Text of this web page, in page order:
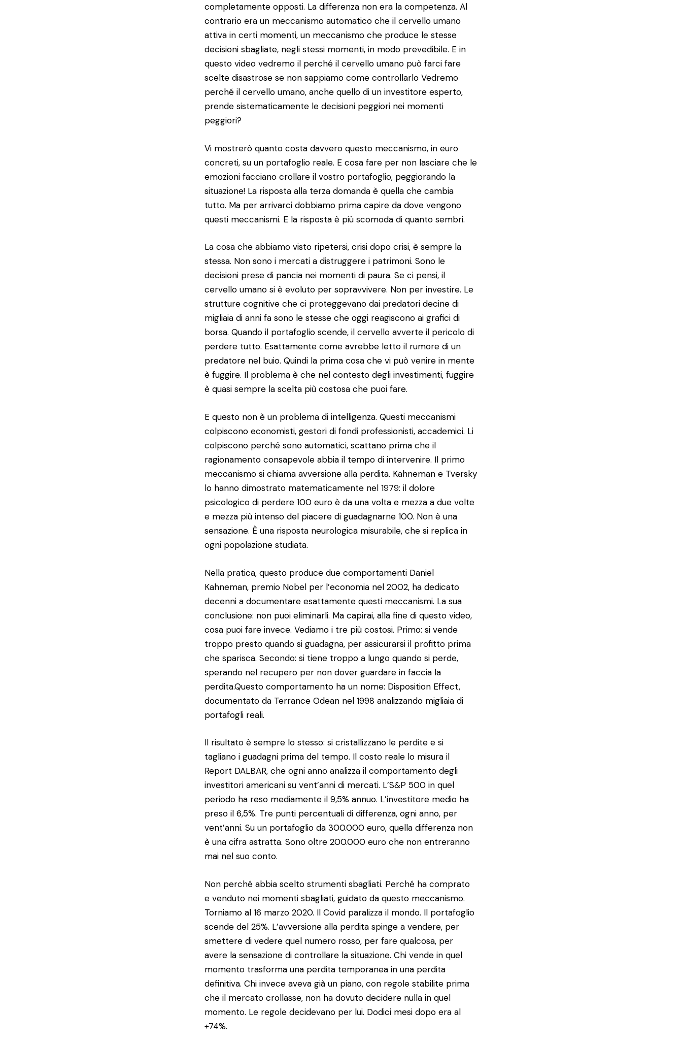
completamente opposti. La differenza non era la competenza. Al
contrario era un meccanismo automatico che il cervello umano
attiva in certi momenti, un meccanismo che produce le stesse
decisioni sbagliate, negli stessi momenti, in modo prevedibile. E in
questo video vedremo il perché il cervello umano può farci fare
scelte disastrose se non sappiamo come controllarlo Vedremo
perché il cervello umano, anche quello di un investitore esperto,
prende sistematicamente le decisioni peggiori nei momenti
peggiori?
Vi mostrerò quanto costa davvero questo meccanismo, in euro
concreti, su un portafoglio reale. E cosa fare per non lasciare che le
emozioni facciano crollare il vostro portafoglio, peggiorando la
situazione! La risposta alla terza domanda è quella che cambia
tutto. Ma per arrivarci dobbiamo prima capire da dove vengono
questi meccanismi. E la risposta è più scomoda di quanto sembri.
La cosa che abbiamo visto ripetersi, crisi dopo crisi, è sempre la
stessa. Non sono i mercati a distruggere i patrimoni. Sono le
decisioni prese di pancia nei momenti di paura. Se ci pensi, il
cervello umano si è evoluto per sopravvivere. Non per investire. Le
strutture cognitive che ci proteggevano dai predatori decine di
migliaia di anni fa sono le stesse che oggi reagiscono ai grafici di
borsa. Quando il portafoglio scende, il cervello avverte il pericolo di
perdere tutto. Esattamente come avrebbe letto il rumore di un
predatore nel buio. Quindi la prima cosa che vi può venire in mente
è fuggire. Il problema è che nel contesto degli investimenti, fuggire
è quasi sempre la scelta più costosa che puoi fare.
E questo non è un problema di intelligenza. Questi meccanismi
colpiscono economisti, gestori di fondi professionisti, accademici. Li
colpiscono perché sono automatici, scattano prima che il
ragionamento consapevole abbia il tempo di intervenire. Il primo
meccanismo si chiama avversione alla perdita. Kahneman e Tversky
lo hanno dimostrato matematicamente nel 1979: il dolore
psicologico di perdere 100 euro è da una volta e mezza a due volte
e mezza più intenso del piacere di guadagnarne 100. Non è una
sensazione. È una risposta neurologica misurabile, che si replica in
ogni popolazione studiata.
Nella pratica, questo produce due comportamenti Daniel
Kahneman, premio Nobel per l’economia nel 2002, ha dedicato
decenni a documentare esattamente questi meccanismi. La sua
conclusione: non puoi eliminarli. Ma capirai, alla fine di questo video,
cosa puoi fare invece. Vediamo i tre più costosi. Primo: si vende
troppo presto quando si guadagna, per assicurarsi il profitto prima
che sparisca. Secondo: si tiene troppo a lungo quando si perde,
sperando nel recupero per non dover guardare in faccia la
perdita.Questo comportamento ha un nome: Disposition Effect,
documentato da Terrance Odean nel 1998 analizzando migliaia di
portafogli reali.
Il risultato è sempre lo stesso: si cristallizzano le perdite e si
tagliano i guadagni prima del tempo. Il costo reale lo misura il
Report DALBAR, che ogni anno analizza il comportamento degli
investitori americani su vent’anni di mercati. L’S&P 500 in quel
periodo ha reso mediamente il 9,5% annuo. L’investitore medio ha
preso il 6,5%. Tre punti percentuali di differenza, ogni anno, per
vent’anni. Su un portafoglio da 300.000 euro, quella differenza non
è una cifra astratta. Sono oltre 200.000 euro che non entreranno
mai nel suo conto.
Non perché abbia scelto strumenti sbagliati. Perché ha comprato
e venduto nei momenti sbagliati, guidato da questo meccanismo.
Torniamo al 16 marzo 2020. Il Covid paralizza il mondo. Il portafoglio
scende del 25%. L’avversione alla perdita spinge a vendere, per
smettere di vedere quel numero rosso, per fare qualcosa, per
avere la sensazione di controllare la situazione. Chi vende in quel
momento trasforma una perdita temporanea in una perdita
definitiva. Chi invece aveva già un piano, con regole stabilite prima
che il mercato crollasse, non ha dovuto decidere nulla in quel
momento. Le regole decidevano per lui. Dodici mesi dopo era al
+74%.